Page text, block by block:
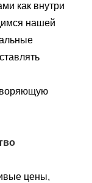
как внутри
нашей
цены,